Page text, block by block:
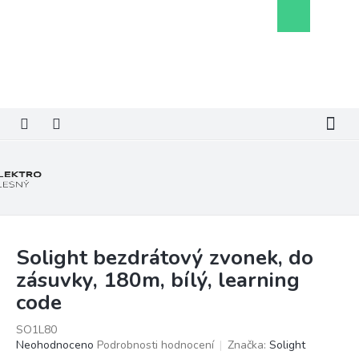
košík
Solight bezdrátový zvonek, do
zásuvky, 180m, bílý, learning
code
SO1L80
Průměrné
Neohodnoceno Podrobnosti hodnocení Značka: Solight